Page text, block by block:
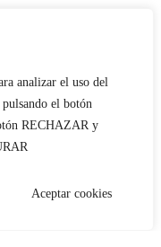
analizar el uso del
el botón
RECHAZAR y
Aceptar cookies